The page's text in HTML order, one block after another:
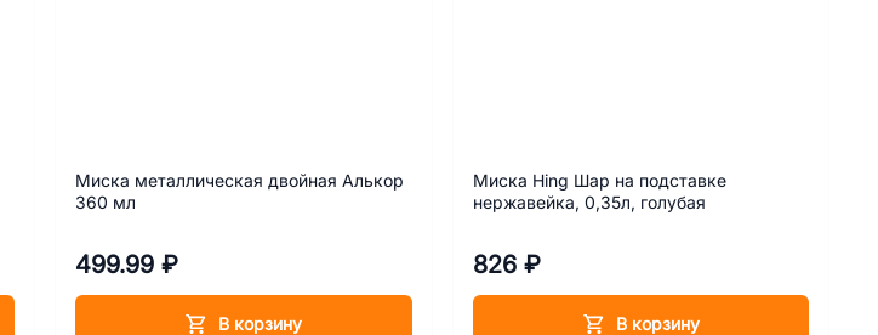
Миска металлическая двойная Алькор
360 мл
499.99 ₽
В корзину
Миска Hing Шар на подставке
нержавейка, 0,35л, голубая
826 ₽
В корзину